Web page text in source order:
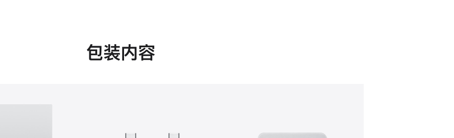
包装内容